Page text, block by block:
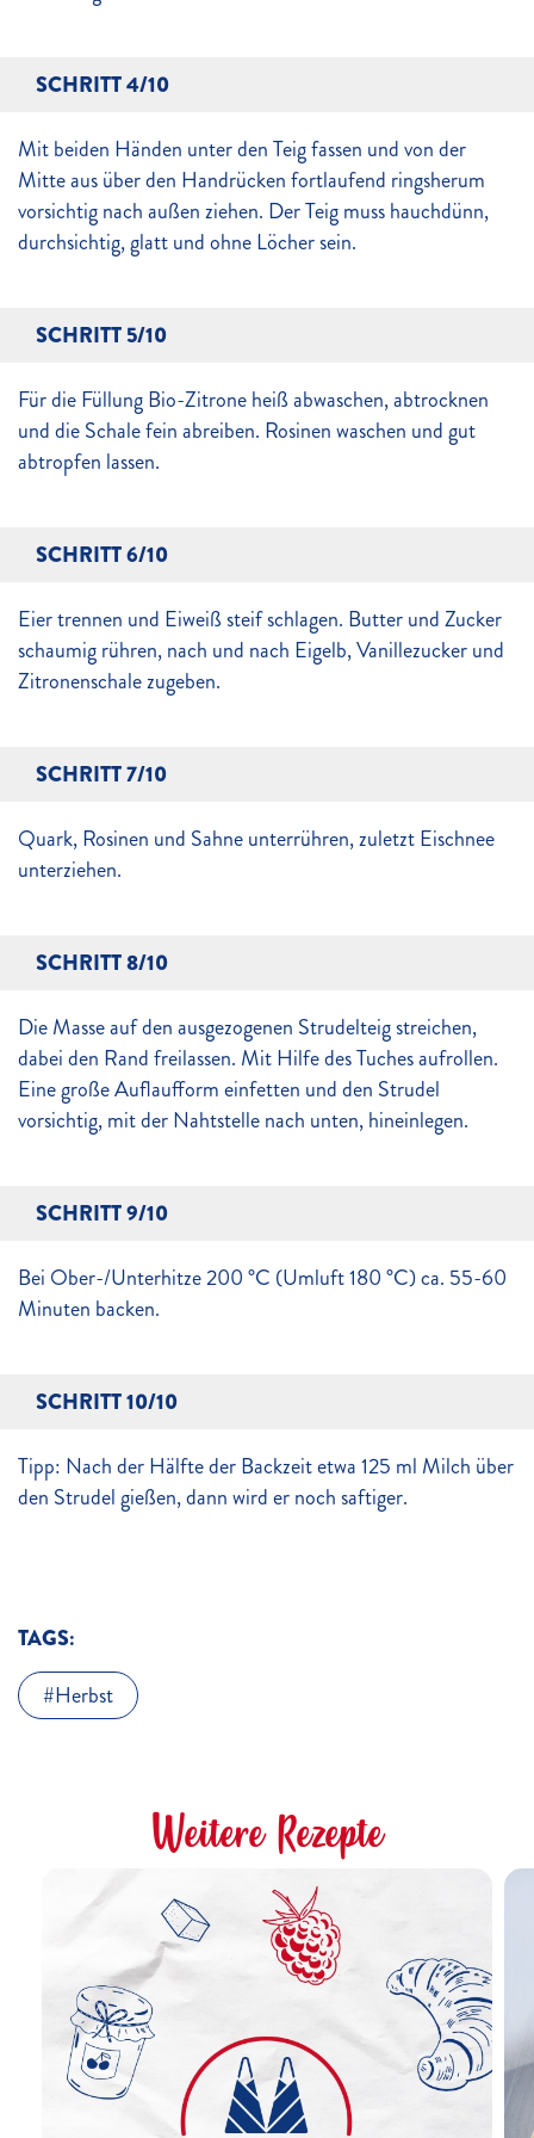
SCHRITT 4/10
Mit beiden Händen unter den Teig fassen und von der
Mitte aus über den Handrücken fortlaufend ringsherum
vorsichtig nach außen ziehen. Der Teig muss hauchdünn,
durchsichtig, glatt und ohne Löcher sein.
SCHRITT 5/10
Für die Füllung Bio-Zitrone heiß abwaschen, abtrocknen
und die Schale fein abreiben. Rosinen waschen und gut
abtropfen lassen.
SCHRITT 6/10
Eier trennen und Eiweiß steif schlagen. Butter und Zucker
schaumig rühren, nach und nach Eigelb, Vanillezucker und
Zitronenschale zugeben.
SCHRITT 7/10
Quark, Rosinen und Sahne unterrühren, zuletzt Eischnee
unterziehen.
SCHRITT 8/10
Die Masse auf den ausgezogenen Strudelteig streichen,
dabei den Rand freilassen. Mit Hilfe des Tuches aufrollen.
Eine große Auflaufform einfetten und den Strudel
vorsichtig, mit der Nahtstelle nach unten, hineinlegen.
SCHRITT 9/10
Bei Ober-/Unterhitze 200 °C (Umluft 180 °C) ca. 55-60
Minuten backen.
SCHRITT 10/10
Tipp: Nach der Hälfte der Backzeit etwa 125 ml Milch über
den Strudel gießen, dann wird er noch saftiger.
TAGS:
Herbst
Weitere Rezepte